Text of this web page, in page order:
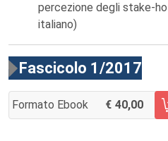
percezione degli stake-
italiano)
Fascicolo 1/2017
Formato Ebook 40,00
AGGIUNGI AL CARRELLO